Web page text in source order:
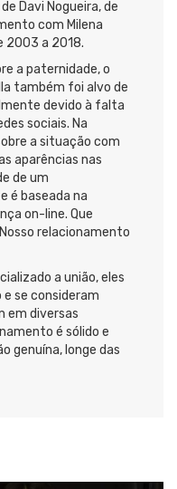
Davi Nogueira, de
com Milena
2003 a 2018.
a paternidade, o
também foi alvo de
devido à falta
sociais. Na
a situação com
aparências nas
de um
é baseada na
on-line. Que
relacionamento
a união, eles
se consideram
em diversas
é sólido e
genuína, longe das